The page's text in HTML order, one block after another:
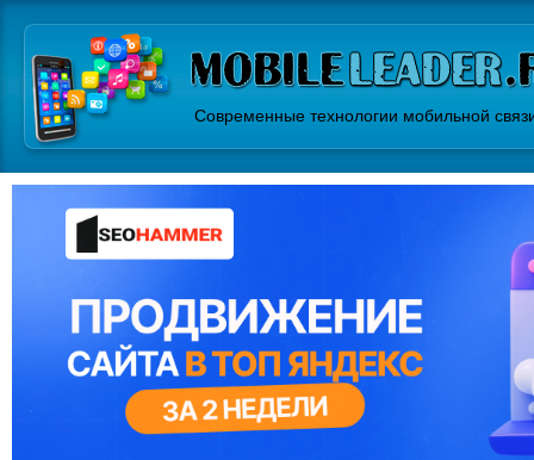
Современные технологии мобильной